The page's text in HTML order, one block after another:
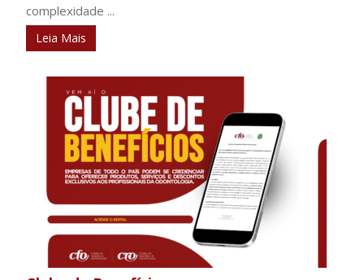
complexidade ...
Leia Mais